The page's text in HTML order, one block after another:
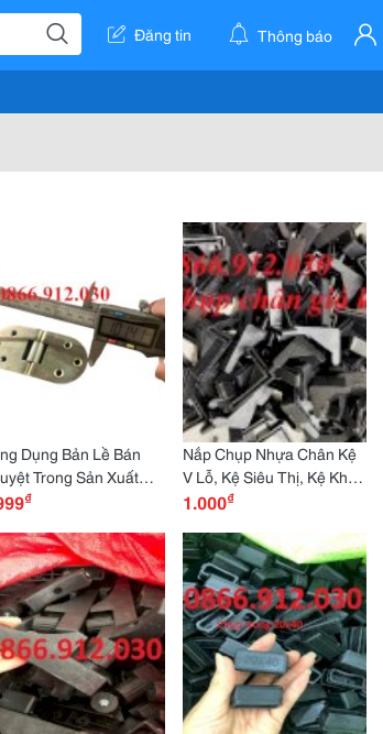
Đăng tin Thông báo
Dụng Bản Lề Bán
Trong Sản Xuất
Bán Trú Học Sinh
₫
Nắp Chụp Nhựa Chân Kệ
V Lỗ, Kệ Siêu Thị, Kệ Kho
Hàng
1.000₫